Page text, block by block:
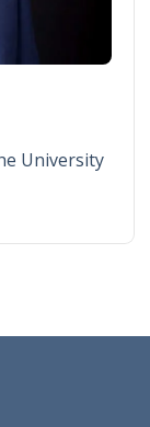
University